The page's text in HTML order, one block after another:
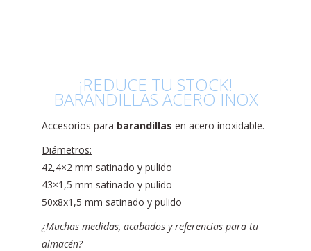
¡REDUCE TU STOCK!
BARANDILLAS ACERO INOX
Accesorios para barandillas en acero inoxidable.
Diámetros:
42,4×2 mm satinado y pulido
43×1,5 mm satinado y pulido
50x8x1,5 mm satinado y pulido
¿Muchas medidas, acabados y referencias para tu
almacén?